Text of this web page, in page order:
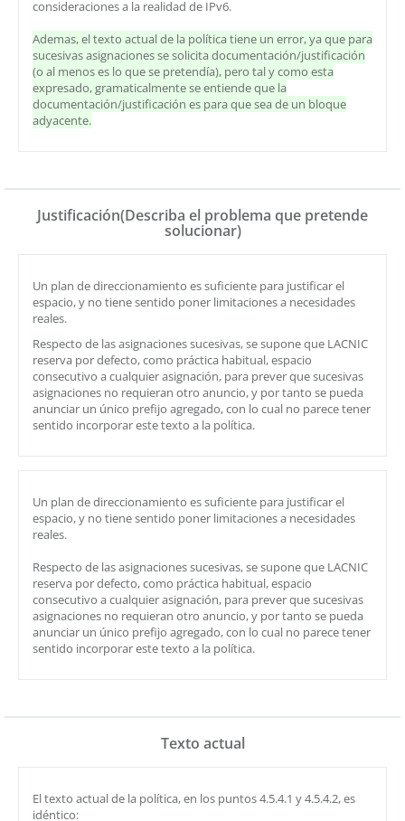
consideraciones a la realidad de IPv6.
Ademas, el texto actual de la política tiene un error, ya que para
sucesivas asignaciones se solicita documentación/justificación
(o al menos es lo que se pretendía), pero tal y como esta
expresado, gramaticalmente se entiende que la
documentación/justificación es para que sea de un bloque
adyacente.
Justificación(Describa el problema que pretende
solucionar)
Un plan de direccionamiento es suficiente para justificar el
espacio, y no tiene sentido poner limitaciones a necesidades
reales.
Respecto de las asignaciones sucesivas, se supone que LACNIC
reserva por defecto, como práctica habitual, espacio
consecutivo a cualquier asignación, para prever que sucesivas
asignaciones no requieran otro anuncio, y por tanto se pueda
anunciar un único prefijo agregado, con lo cual no parece tener
sentido incorporar este texto a la política.
Un plan de direccionamiento es suficiente para justificar el
espacio, y no tiene sentido poner limitaciones a necesidades
reales.
Respecto de las asignaciones sucesivas, se supone que LACNIC
reserva por defecto, como práctica habitual, espacio
consecutivo a cualquier asignación, para prever que sucesivas
asignaciones no requieran otro anuncio, y por tanto se pueda
anunciar un único prefijo agregado, con lo cual no parece tener
sentido incorporar este texto a la política.
Texto actual
El texto actual de la política, en los puntos 4.5.4.1 y 4.5.4.2, es
idéntico: